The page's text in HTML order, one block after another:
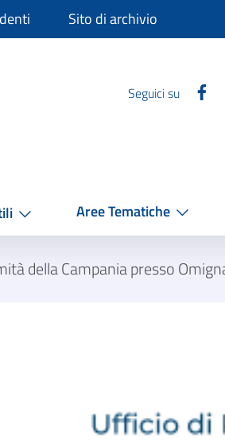
Sito di archivio
Seguici su
Aree Tematiche
della Campania presso